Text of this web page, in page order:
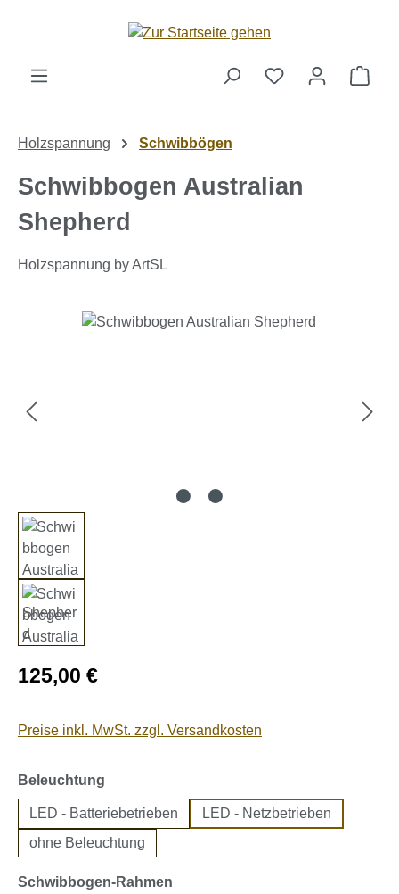
Zum Hauptinhalt springen
Holzspannung Schwibbögen
Schwibbogen Australian
Shepherd
Holzspannung by ArtSL
Bildergalerie überspringen
Regulärer Preis:
125,00 €
Preise inkl. MwSt. zzgl. Versandkosten
Beleuchtung
LED - Batteriebetrieben
LED - Netzbetrieben
ohne Beleuchtung
Schwibbogen-Rahmen